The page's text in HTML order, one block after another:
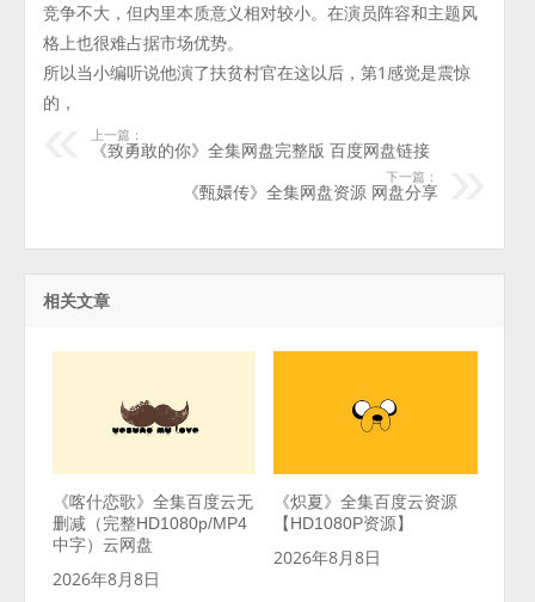
竞争不大，但内里本质意义相对较小。在演员阵容和主题风
格上也很难占据市场优势。
所以当小编听说他演了扶贫村官在这以后，第1感觉是震惊
的，
上一篇：
《致勇敢的你》全集网盘完整版 百度网盘链接
下一篇：
《甄嬛传》全集网盘资源 网盘分享
相关文章
《喀什恋歌》全集百度云无
删减（完整HD1080p/MP4
中字）云网盘
2026年8月8日
《炽夏》全集百度云资源
【HD1080P资源】
2026年8月8日